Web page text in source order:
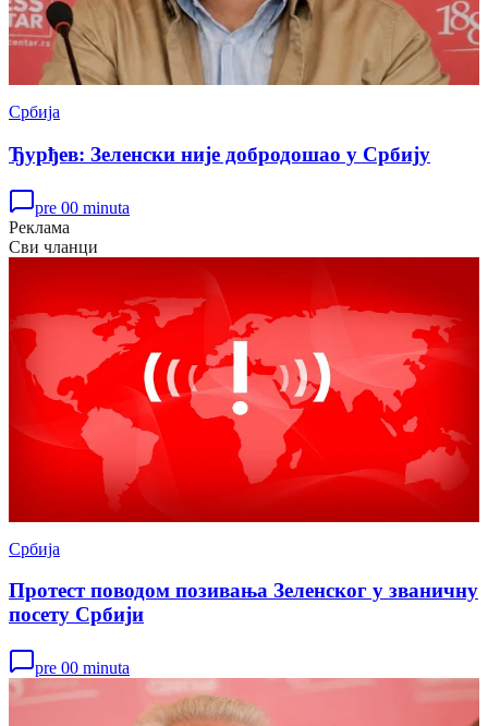
Србија
Ђурђев: Зеленски није добродошао у Србију
pre 00 minuta
Реклама
Сви чланци
Србија
Протест поводом позивања Зеленског у званичну
посету Србији
pre 00 minuta